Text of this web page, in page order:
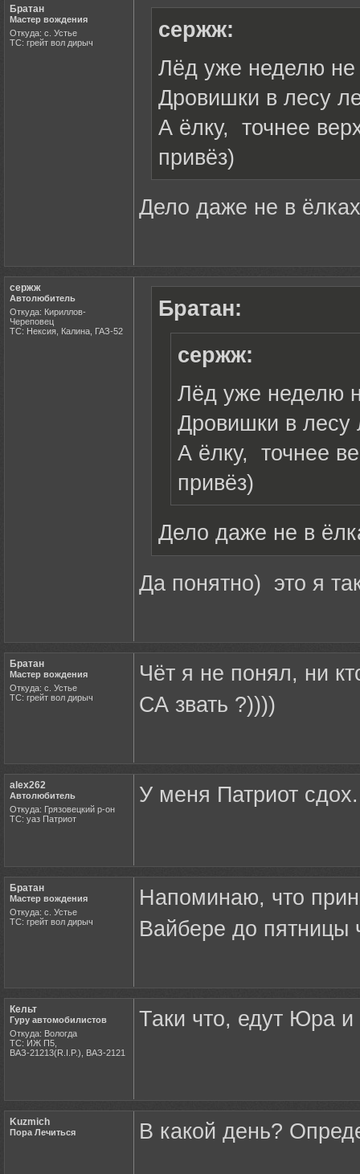
Братан
Мастер вождения
Откуда: с. Устье
ТС: грейт вол дирыч
сержж:
Лёд уже неделю не
Дровишки в лесу
А ёлку, точнее
привёз)
Дело даже не в
сержж
Автолюбитель
Откуда: Кириллов-
Череповец
ТС: Нексия, Калина, ГАЗ-52
Братан:
сержж:
Лёд уже неделю
Дровишки в лесу
А ёлку, точнее
привёз)
Дело даже не в
Да понятно) это я
Братан
Мастер вождения
Откуда: с. Устье
ТС: грейт вол дирыч
Чёт я не понял, ни
СА звать ?))))
alex262
Автолюбитель
Откуда: Грязовецкий р-он
ТС: уаз Патриот
У меня Патриот
Братан
Мастер вождения
Откуда: с. Устье
ТС: грейт вол дирыч
Напоминаю, что
Вайбере до пятницы
Кельт
Гуру автомобилистов
Откуда: Вологда
ТС: ИЖ П5,
ВАЗ-21213(R.I.P.), ВАЗ-2121
Таки что, едут Юра
Kuzmich
Пора Лечиться В какой день?